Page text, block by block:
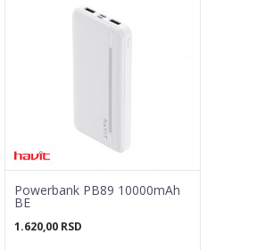
Powerbank PB89 10000mAh
BE
1.620,00 RSD